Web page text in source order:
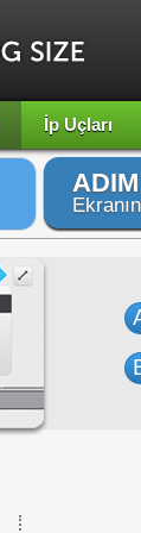
İp Uçları